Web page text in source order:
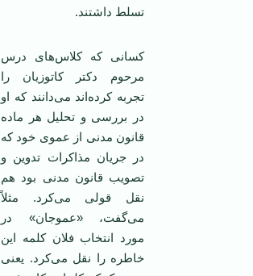
تسلط داشتند.
کسانی که کلاس‌های درس
مرحوم دکتر کاتوزیان را
تجربه کرده‌اند می‌دانند که او
در بررسی و تحلیل هر ماده
قانون مدنی از عموی خود که
در جریان مذاکرات تدوین و
تصویب قانون مدنی بود هم
نقل قولی می‌کرد. مثلاً
می‌گفت، «عموجان» در
مورد انتخاب فلان کلمه این
خاطره را نقل می‌کرد. یعنی